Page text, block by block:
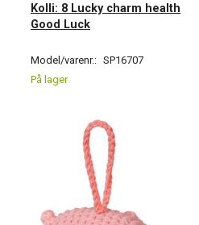
Kolli: 8 Lucky charm health
Good Luck
Model/varenr.: SP16707
På lager